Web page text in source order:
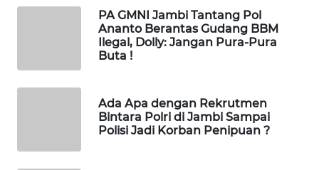
PA GMNI Jambi Tantang Pol
Ananto Berantas Gudang BBM
Ilegal, Dolly: Jangan Pura-Pura
Buta !
Ada Apa dengan Rekrutmen
Bintara Polri di Jambi Sampai
Polisi Jadi Korban Penipuan ?
Media